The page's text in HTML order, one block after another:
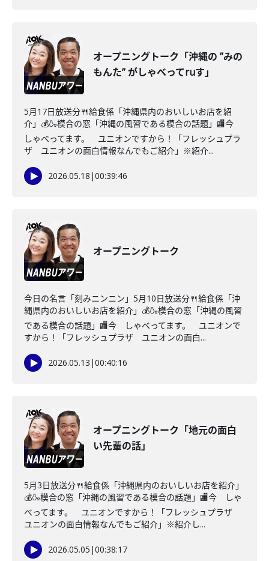
オープニングトーク「沖縄の ”みの
もんた” がしゃべってruす」
5月17日放送分🍴給食係「沖縄県内のおいしいお店を紹
介」💰🍶模合の窓「沖縄の風習である模合の話題」🏬今
しゃべってます。 ユニオンですから！「フレッシュプラ
ザ ユニオンの面白情報なんでもご紹介」※紹介...
2026.05.18 |00:39:46
オープニングトーク
今日の名言「刻みニンニン」5月10日放送分🍴給食係「沖
縄県内のおいしいお店を紹介」💰🍶模合の窓「沖縄の風習
である模合の話題」🏬今 しゃべってます。 ユニオンで
すから！「フレッシュプラザ ユニオンの面白...
2026.05.13 |00:40:16
オープニングトーク「地元の面白
い先輩の話」
5月3日放送分🍴給食係「沖縄県内のおいしいお店を紹介」
💰🍶模合の窓「沖縄の風習である模合の話題」🏬今 しゃ
べってます。 ユニオンですから！「フレッシュプラザ
ユニオンの面白情報なんでもご紹介」※紹介し...
2026.05.05 |00:38:17